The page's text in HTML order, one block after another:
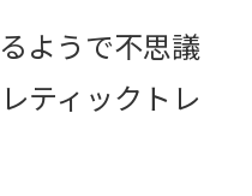
ようで不思議
ティックトレ